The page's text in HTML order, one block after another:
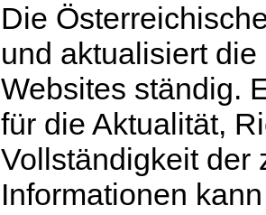
Die
und aktualisiert
Websites ständig.
für die Aktualität,
Vollständigkeit der
Informationen